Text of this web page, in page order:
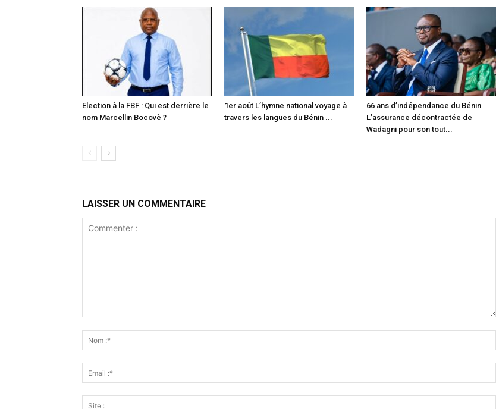
Election à la FBF : Qui est derrière le
nom Marcellin Bocovè ?
1er août L’hymne national voyage à
travers les langues du Bénin ...
66 ans d’indépendance du Bénin
L’assurance décontractée de
Wadagni pour son tout...
LAISSER UN COMMENTAIRE